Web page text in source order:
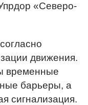
«Северо-
движения.
временные
барьеры, а
сигнализация.